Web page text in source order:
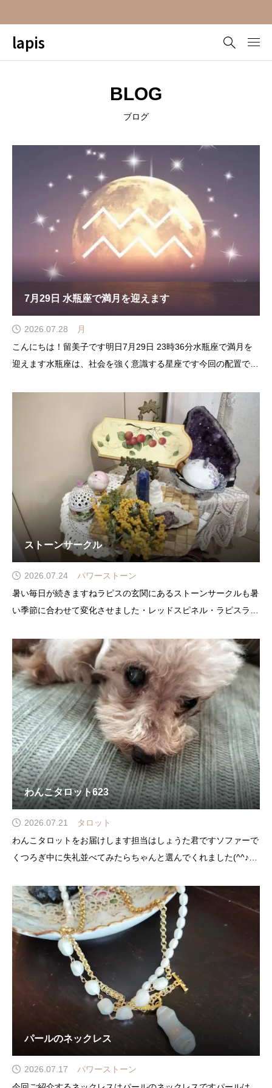
lapis
BLOG
ブログ
7月29日 水瓶座で満月を迎えます
2026.07.28
月
こんにちは！留美子です明日7月29日 23時36分水瓶座で満月を
迎えます水瓶座は、社会を強く意識する星座です今回の配置では
の線で結ばれていますさらに今年の特徴でもある
ストーンサークル
2026.07.24
パワーストーン
暑い毎日が続きますねラピスの玄関にあるストーンサークルも暑
い季節に合わせて変化させました・レッドスピネル・ラピスラズ
トの丸玉を配置してますレッドスピネルは母岩付きのクラスター
わんこタロット623
2026.07.21
タロット
わんこタロットをお届けします担当はしょうた君ですソファーで
くつろぎ中に失礼並べてみたらちゃんと選んでくれました(^^♪カ
なって返ってきますよ💕
パールのネックレス
2026.07.17
パワーストーン